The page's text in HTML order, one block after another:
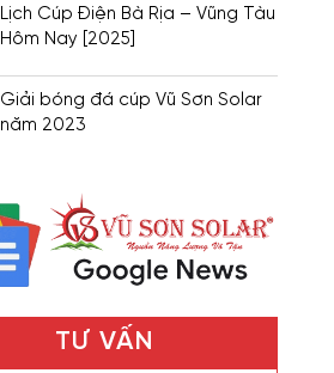
Lịch Cúp Điện Bà Rịa – Vũng Tàu
Hôm Nay [2025]
Giải bóng đá cúp Vũ Sơn Solar
năm 2023
TƯ VẤN